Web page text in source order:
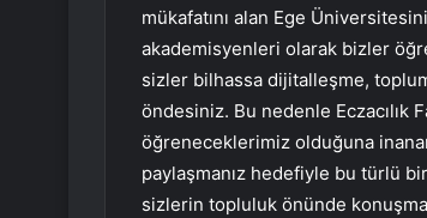
mükafatını alan Ege
akademisyenleri olarak bizler
sizler bilhassa dijitalleşme,
öndesiniz. Bu nedenle
öğreneceklerimiz olduğuna
paylaşmanız hedefiyle bu türlü
sizlerin topluluk önünde